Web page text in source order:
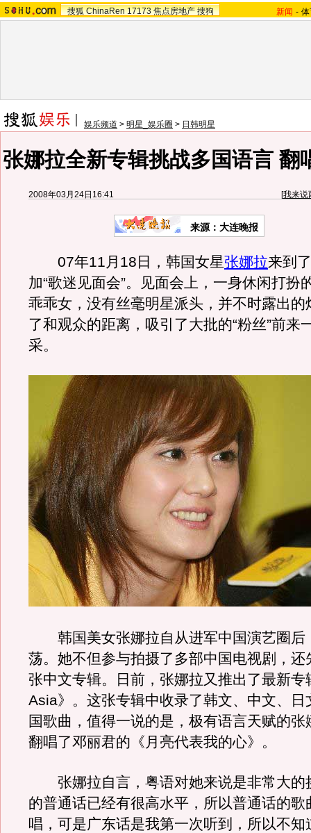
搜狐 ChinaRen 17173 焦点房地产 搜狗 新闻 -
娱乐频道 > 明星_娱乐圈 > 日韩明星
张娜拉全新专辑挑战多国语言 翻
2008年03月24日16:41 [我来说
来源：大连晚报
07年11月18日，韩国女星张娜拉来到
加“歌迷见面会”。见面会上，一身休闲打扮
乖乖女，没有丝毫明星派头，并不时露出的
了和观众的距离，吸引了大批的“粉丝”前来
采。
韩国美女张娜拉自从进军中国演艺圈后
荡。她不但参与拍摄了多部中国电视剧，还
张中文专辑。日前，张娜拉又推出了最新
Asia》。这张专辑中收录了韩文、中文、日
国歌曲，值得一说的是，极有语言天赋的张
翻唱了邓丽君的《月亮代表我的心》。
张娜拉自言，粤语对她来说是非常大的
的普通话已经有很高水平，所以普通话的歌
唱，可是广东话是我第一次听到，所以不知